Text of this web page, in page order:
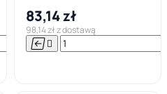


83,14 zł
98,14 zł z dostawą
 